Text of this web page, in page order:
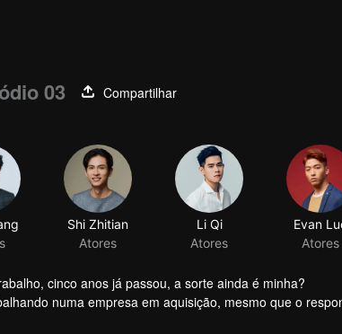
03
Compartilhar
Shi Zhitian
Atores
Li Qi
Atores
Evan
Atores
cinco anos já passou, a sorte ainda é minha?
numa empresa em aquisição, mesmo que o
é difícil garantir que ninguém seja demitido.